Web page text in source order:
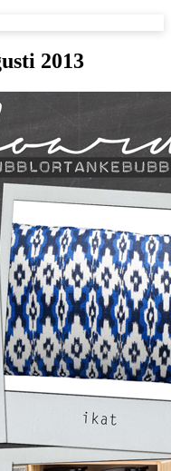
2013